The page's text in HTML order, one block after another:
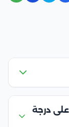
درجة